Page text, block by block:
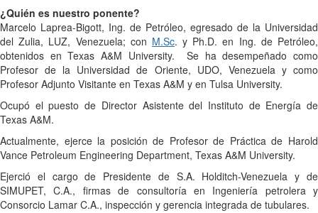
¿Quién es nuestro ponente?
Marcelo Laprea-Bigott, Ing. de Petróleo, egresado de la Universidad
del Zulia, LUZ, Venezuela; con M.Sc. y Ph.D. en Ing. de Petróleo,
obtenidos en Texas A&M University. Se ha desempeñado como
Profesor de la Universidad de Oriente, UDO, Venezuela y como
Profesor Adjunto Visitante en Texas A&M y en Tulsa University.
Ocupó el puesto de Director Asistente del Instituto de Energía de
Texas A&M.
Actualmente, ejerce la posición de Profesor de Práctica de Harold
Vance Petroleum Engineering Department, Texas A&M University.
Ejerció el cargo de Presidente de S.A. Holditch-Venezuela y de
SIMUPET, C.A., firmas de consultoría en Ingeniería petrolera y
Consorcio Lamar C.A., inspección y gerencia integrada de tubulares.